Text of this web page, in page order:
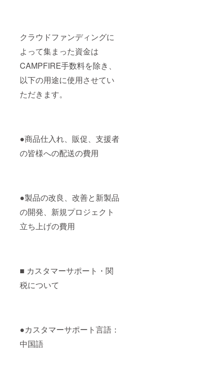
クラウドファンディングに
よって集まった資金は
CAMPFIRE手数料を除き、
以下の用途に使用させてい
ただきます。
●商品仕入れ、販促、支援者
の皆様への配送の費用
●製品の改良、改善と新製品
の開発、新規プロジェクト
立ち上げの費用
■ カスタマーサポート・関
税について
●カスタマーサポート言語：
中国語